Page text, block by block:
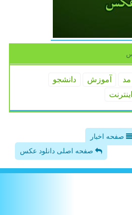
مد آموزش
دانشجو
اینترنت
صفحه اخبار
صفحه اصلی دانلود عکس